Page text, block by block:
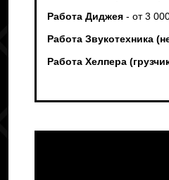
Работа Диджея - от 3
Работа Звукотехника
Работа Хелпера